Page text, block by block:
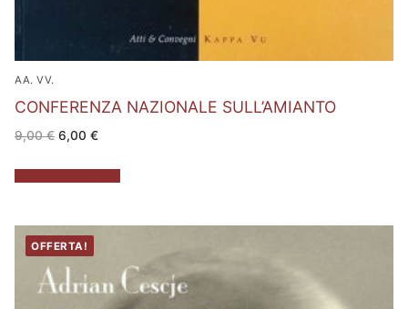
AA. VV.
CONFERENZA NAZIONALE SULL’AMIANTO
9,00€ Il
prezzo
era:
9,00 €.
6,00 €Il
è:
6,00 €.
OFFERTA!